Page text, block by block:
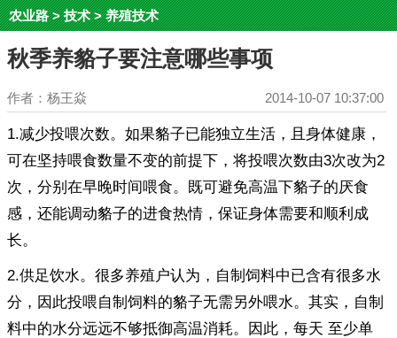
农业路>技术>养殖技术
秋季养貉子要注意哪些事项
作者：杨王焱 2014-10-07 10:37:00
1.减少投喂次数。如果貉子已能独立生活，且身体健康，
可在坚持喂食数量不变的前提下，将投喂次数由3次改为2
次，分别在早晚时间喂食。既可避免高温下貉子的厌食
感，还能调动貉子的进食热情，保证身体需要和顺利成
长。
2.供足饮水。很多养殖户认为，自制饲料中已含有很多水
分，因此投喂自制饲料的貉子无需另外喂水。其实，自制
料中的水分远远不够抵御高温消耗。因此，每天 至少单